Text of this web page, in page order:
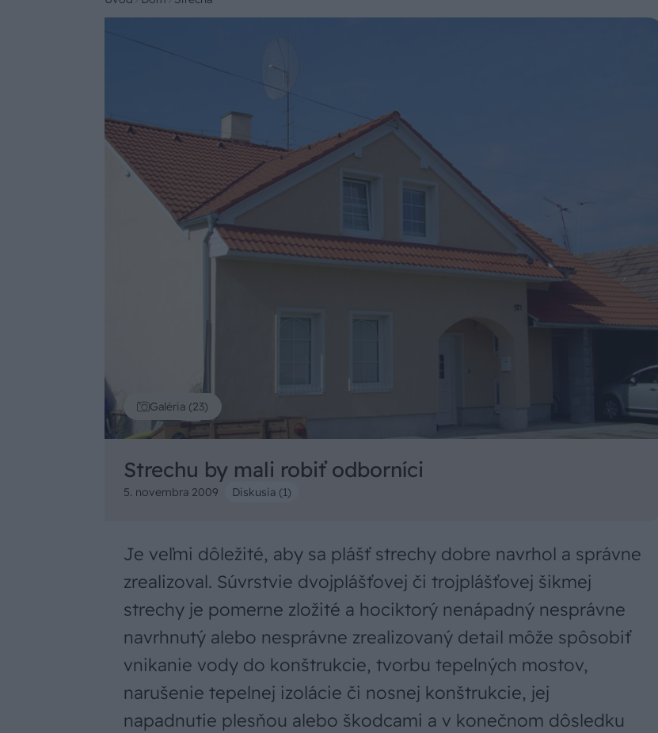
Galéria (23)
Strechu by mali robiť odborníci
5. novembra 2009 Diskusia (1)
Je veľmi dôležité, aby sa plášť strechy dobre navrhol a správne
zrealizoval. Súvrstvie dvojplášťovej či trojplášťovej šikmej
strechy je pomerne zložité a hociktorý nenápadný nesprávne
navrhnutý alebo nesprávne zrealizovaný detail môže spôsobiť
vnikanie vody do konštrukcie, tvorbu tepelných mostov,
narušenie tepelnej izolácie či nosnej konštrukcie, jej
napadnutie plesňou alebo škodcami a v konečnom dôsledku